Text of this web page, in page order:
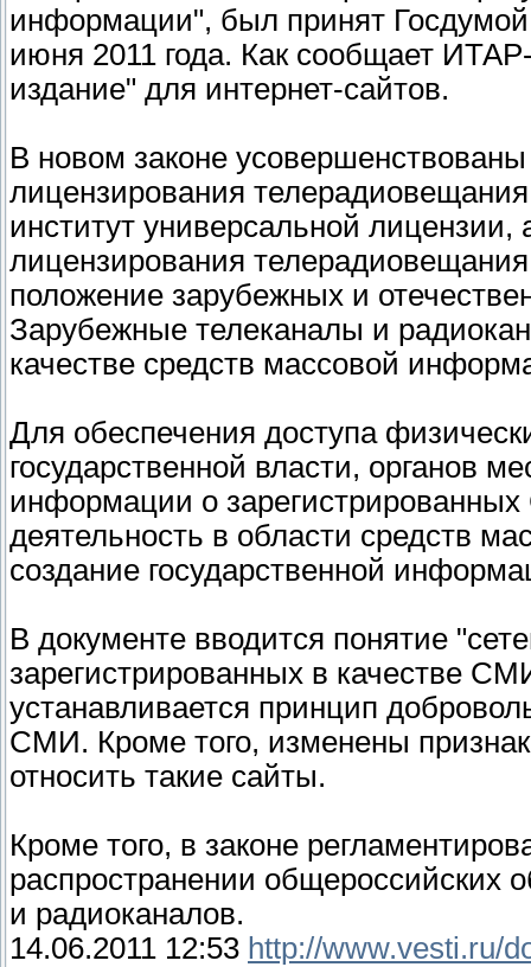
информации", был принят
июня 2011 года. Как сообщает
издание" для интернет-сайтов.
В новом законе
лицензирования
институт универсальной
лицензирования
положение зарубежных и
Зарубежные телеканалы и
качестве средств массовой
Для обеспечения доступа
государственной власти, органов
информации о
деятельность в области средств
создание государственной
В документе вводится понятие
зарегистрированных в качестве
устанавливается принцип
СМИ. Кроме того, изменены
относить такие сайты.
Кроме того, в законе
распространении общероссийских
и радиоканалов.
14.06.2011 12:53 http://www.vesti.ru/